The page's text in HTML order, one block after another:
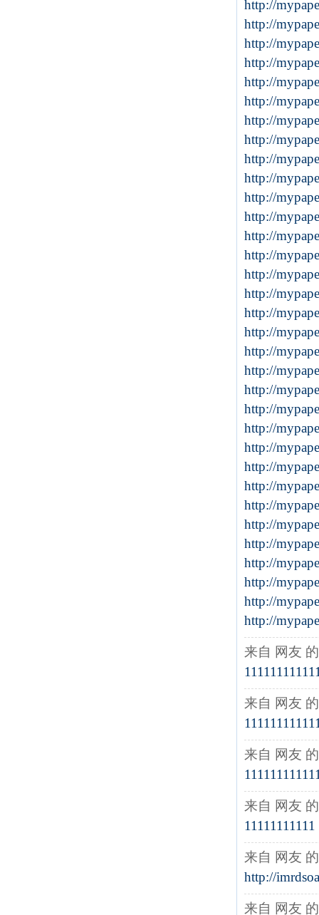
http://
http://
http://
http://
http://
http://
http://
http://
http://
http://
http://
http://
http://
http://
http://
http://
http://
http://
http://
http://
http://
http://
http://
http://
http://
http://
http://
http://
http://
http://
http://
http://
http://
来自 网友
来自 网友
来自 网友
来自 网友
11111111111
来自 网友
http://
来自 网友